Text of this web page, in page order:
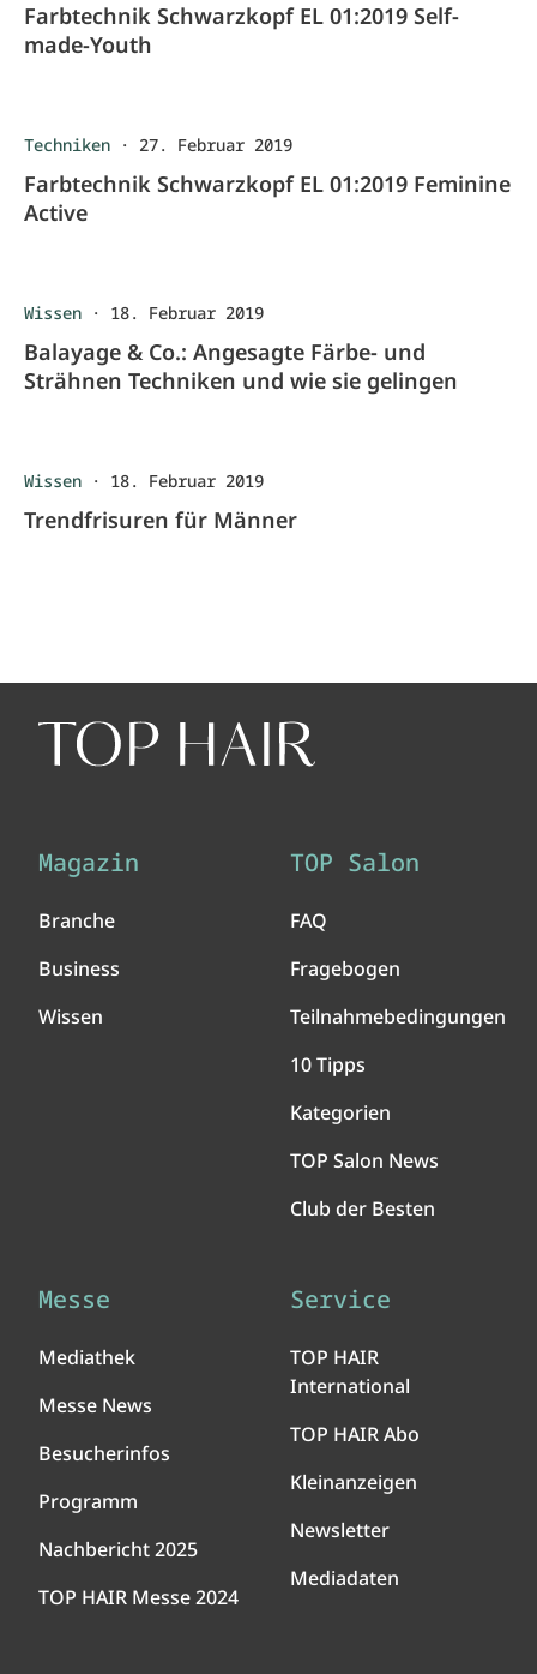
Farbtechnik Schwarzkopf EL 01:2019 Self-
made-Youth
Techniken · 27. Februar 2019
Farbtechnik Schwarzkopf EL 01:2019 Feminine
Active
Wissen · 18. Februar 2019
Balayage & Co.: Angesagte Färbe- und
Strähnen Techniken und wie sie gelingen
Wissen · 18. Februar 2019
Trendfrisuren für Männer
Magazin
Branche
Business
Wissen
TOP Salon
FAQ
Fragebogen
Teilnahmebedingungen
10 Tipps
Kategorien
TOP Salon News
Club der Besten
Messe
Mediathek
Messe News
Besucherinfos
Programm
Nachbericht 2025
TOP HAIR Messe 2024
Service
TOP HAIR
International
TOP HAIR Abo
Kleinanzeigen
Newsletter
Mediadaten